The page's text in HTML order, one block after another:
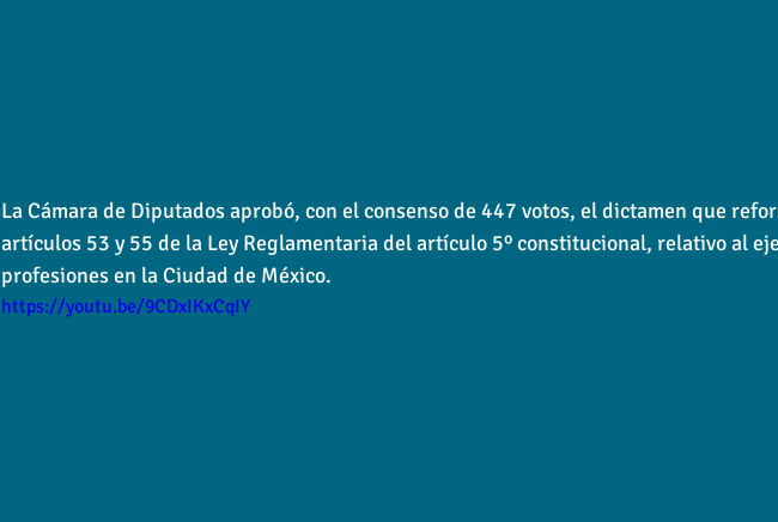
La Cámara de Diputados aprobó, con el consenso de 447 votos, el dictamen que
artículos 53 y 55 de la Ley Reglamentaria del artículo 5º constitucional, relativo al
profesiones en la Ciudad de México.
https://youtu.be/9CDxIKxCqIY